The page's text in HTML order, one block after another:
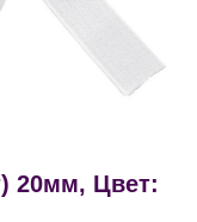
20мм, Цвет: